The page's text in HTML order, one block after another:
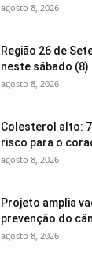
agosto 8, 2026
Região 26 de
neste sábado (8)
agosto 8, 2026
Colesterol alto:
risco para o
agosto 8, 2026
Projeto amplia
prevenção do
agosto 8, 2026